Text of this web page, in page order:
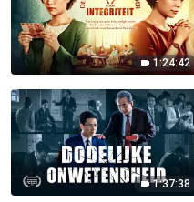
1:24:42
1:37:38